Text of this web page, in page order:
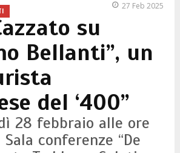
27 Feb 2025
su
Bellanti”, un
del ‘400”
28 febbraio alle ore
conferenze “De